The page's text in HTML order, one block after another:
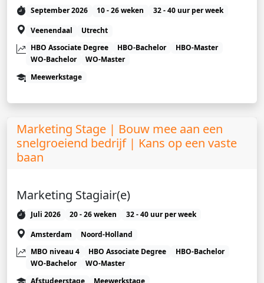
September 2026 10 - 26 weken
32 - 40 uur per week
Veenendaal
Utrecht
HBO Associate Degree
HBO-Bachelor
HBO-Master
WO-Bachelor
WO-Master
Meewerkstage
Marketing Stage | Bouw mee aan een
snelgroeiend bedrijf | Kans op een vaste
baan
Marketing Stagiair(e)
Juli 2026 20 - 26 weken
32 - 40 uur per week
Amsterdam
Noord-Holland
MBO niveau 4
HBO Associate Degree
HBO-Bachelor
WO-Bachelor
WO-Master